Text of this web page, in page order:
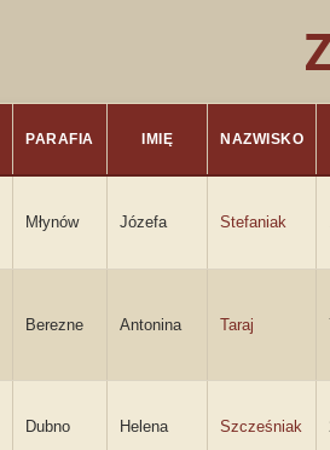
PARAFIA IMIĘ NAZWISKO
Młynów Józefa Stefaniak
Berezne Antonina Taraj
Dubno Helena Szcześniak